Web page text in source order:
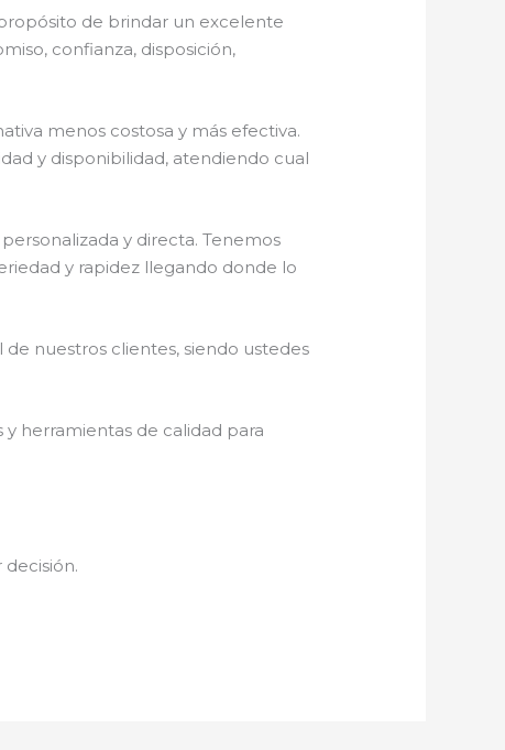
de brindar un excelente
confianza, disposición,
menos costosa y más efectiva.
y disponibilidad, atendiendo cual
y directa. Tenemos
y rapidez llegando donde lo
nuestros clientes, siendo ustedes
herramientas de calidad para
decisión.